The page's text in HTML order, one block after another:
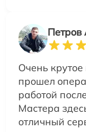
Петров
Очень
прошел
работой
Мастера
отличный